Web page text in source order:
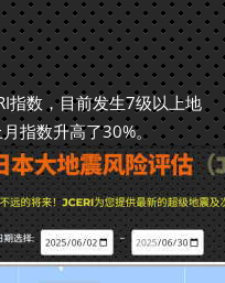
指数，目前发生7级以上地
指数升高了30%。